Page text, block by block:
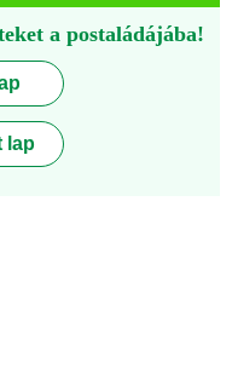
a postaládájába!
lap